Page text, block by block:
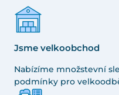
Jsme velkoobchod
Nabízíme množstevní
podmínky pro